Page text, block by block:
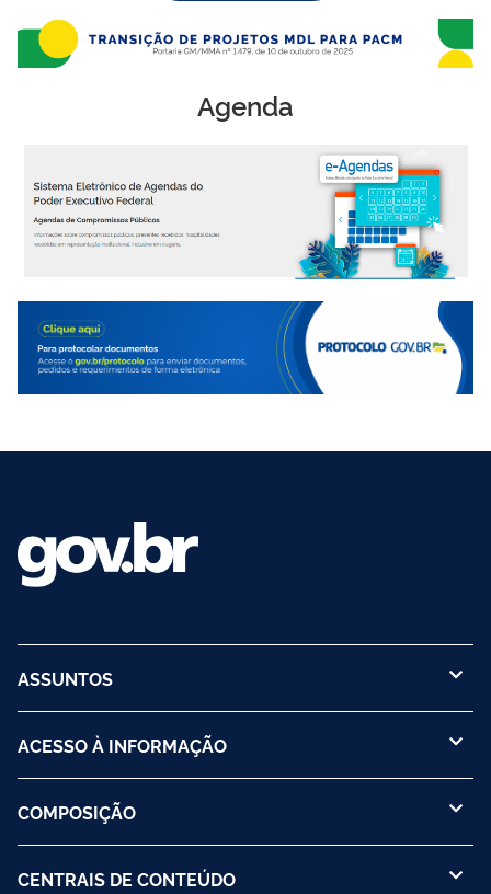
ASSUNTOS
ACESSO À INFORMAÇÃO